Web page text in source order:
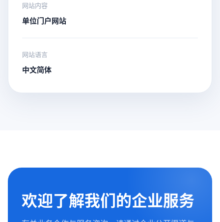
网站内容
单位门户网站
网站语言
中文简体
欢迎了解我们的企业服务